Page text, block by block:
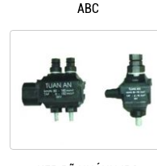
ABC